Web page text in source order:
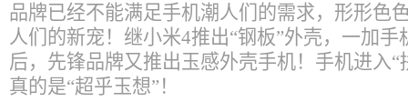
品牌已经不能满足手机潮人们的需求，形形色
人们的新宠！继小米4推出“钢板”外壳，一加手
后，先锋品牌又推出玉感外壳手机！手机进入“
真的是“超乎玉想”！